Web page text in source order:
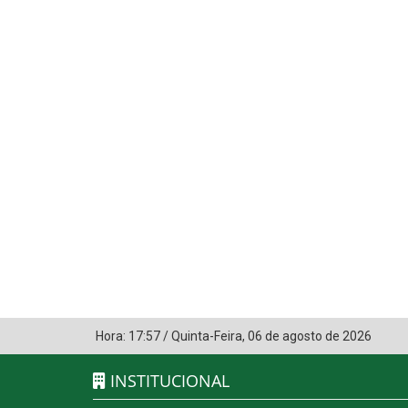
Hora: 17:57/Quinta-Feira, 06 de agosto de 2026
INSTITUCIONAL